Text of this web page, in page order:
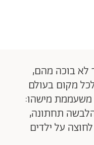
לא בוכה מהם,
מקום בעולם
מישהו:
תחתונה,
על ילדים